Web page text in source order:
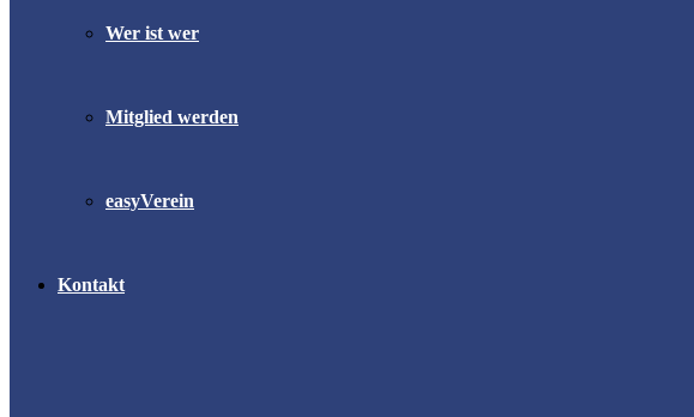
Wer ist wer
Mitglied werden
easyVerein
Kontakt